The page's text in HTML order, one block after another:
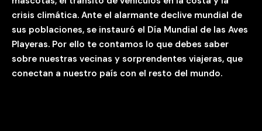
crisis climática. Ante el alarmante declive mundial de
sus poblaciones, se instauró el Día Mundial de las Aves
Playeras. Por ello te contamos lo que debes saber
sobre nuestras vecinas y sorprendentes viajeras, que
conectan a nuestro país con el resto del mundo.